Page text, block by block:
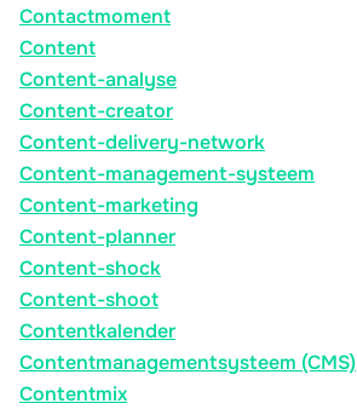
Contactmoment
Content
Content-analyse
Content-creator
Content-delivery-network
Content-management-systeem
Content-marketing
Content-planner
Content-shock
Content-shoot
Contentkalender
Contentmanagementsysteem (CMS)
Contentmix